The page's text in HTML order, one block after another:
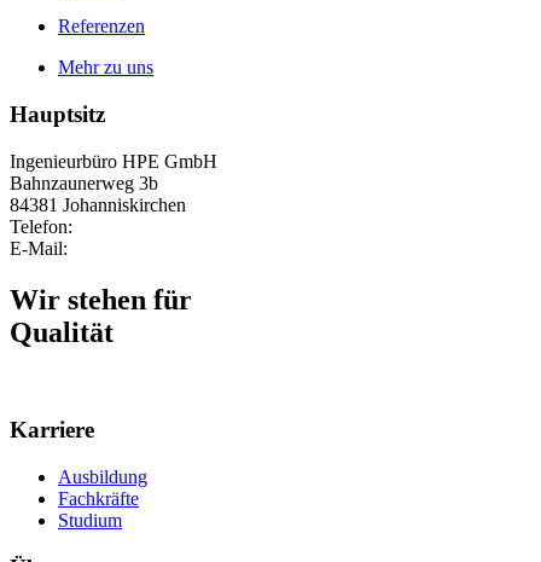
Referenzen
Mehr zu uns
Hauptsitz
Ingenieurbüro HPE GmbH
Bahnzaunerweg 3b
84381 Johanniskirchen
Telefon:
E-Mail:
Wir stehen für
Qualität
Karriere
Ausbildung
Fachkräfte
Studium